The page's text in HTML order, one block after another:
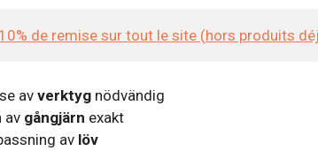
de remise sur tout le site (hors produits
avverktygnödvändig
av gångjärn exakt
av löv